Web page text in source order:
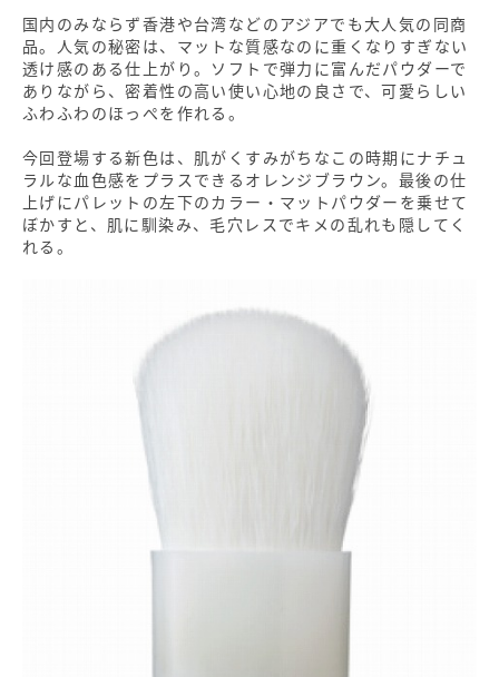
国内のみならず香港や台湾などのアジアでも大人気の同商
品。人気の秘密は、マットな質感なのに重くなりすぎない
透け感のある仕上がり。ソフトで弾力に富んだパウダーで
ありながら、密着性の高い使い心地の良さで、可愛らしい
ふわふわのほっぺを作れる。
今回登場する新色は、肌がくすみがちなこの時期にナチュ
ラルな血色感をプラスできるオレンジブラウン。最後の仕
上げにパレットの左下のカラー・マットパウダーを乗せて
ぼかすと、肌に馴染み、毛穴レスでキメの乱れも隠してく
れる。